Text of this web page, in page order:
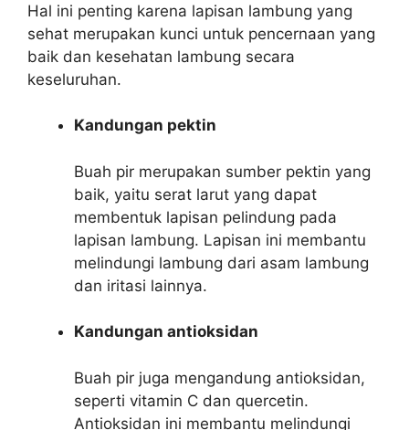
Hal ini penting karena lapisan lambung yang
sehat merupakan kunci untuk pencernaan yang
baik dan kesehatan lambung secara
keseluruhan.
Kandungan pektin
Buah pir merupakan sumber pektin yang
baik, yaitu serat larut yang dapat
membentuk lapisan pelindung pada
lapisan lambung. Lapisan ini membantu
melindungi lambung dari asam lambung
dan iritasi lainnya.
Kandungan antioksidan
Buah pir juga mengandung antioksidan,
seperti vitamin C dan quercetin.
Antioksidan ini membantu melindungi